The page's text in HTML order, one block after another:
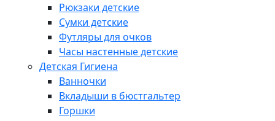
Рюкзаки детские
Сумки детские
Футляры для очков
Часы настенные детские
Детская Гигиена
Ванночки
Вкладыши в бюстгальтер
Горшки